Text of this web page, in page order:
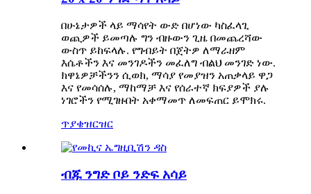
በሁኔታዎች ላይ ማሳየት ውድ በሆነው ካስፈላጊ
ወጪዎች ይመጣሉ ግን ብዙውን ጊዜ በመጨረሻው
ውስጥ ይከፍላሉ. የግብይት በጀትዎ ለማራዘም
እሴቶችን እና መንገዶችን መፈለግ ብልህ መንገድ ነው.
ክዋኔዎቻችንን ሲወክ, ማሳያ የመያዝን አጠቃላይ ዋጋ
እና የመሳሰሉ, ማከማቻ እና የሰራተኛ ክፍያዎች ያሉ
ነገሮችን የሚገዙበት አቀማመጥ ለመፍጠር ይሞክሩ.
ጥያቄዝርዝር
ብጁ ንግድ ቦይ ንድፍ አሳይ